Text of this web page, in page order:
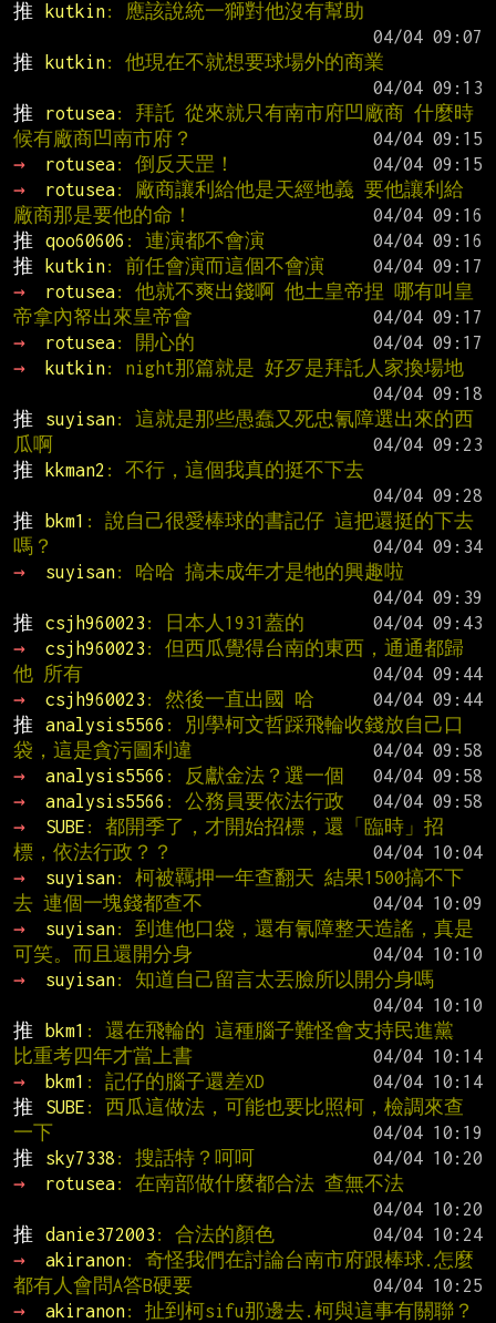
推
kutkin: 應該說統一獅對他沒有幫助
推
kutkin: 他現在不就想要球場外的商業
推
rotusea: 拜託 從來就只有南市府凹廠商 什麼時
候有廠商凹南市府？
→
rotusea: 倒反天罡！
→
rotusea: 廠商讓利給他是天經地義 要他讓利給
廠商那是要他的命！
推
qoo60606 : 連演都不會演
推
kutkin: 前任會演而這個不會演
→
rotusea: 他就不爽出錢啊 他土皇帝捏 哪有叫皇
帝拿內帑出來皇帝會
→
rotusea: 開心的
→
kutkin: night那篇就是 好歹是拜託人家換場地
推
suyisan: 這就是那些愚蠢又死忠氰障選出來的西
瓜啊
推
kkman2 : 不行，這個我真的挺不下去
推
bkm1 : 說自己很愛棒球的書記仔 這把還挺的下去
嗎？
→
suyisan: 哈哈 搞未成年才是牠的興趣啦
推
csjh960023 : 日本人1931蓋的
→
csjh960023 : 但西瓜覺得台南的東西，通通都歸
他 所有
→
csjh960023 : 然後一直出國 哈
推
analysis5566 : 別學柯文哲踩飛輪收錢放自己口
袋，這是貪污圖利違
→
analysis5566 : 反獻金法？選一個
→
analysis5566 : 公務員要依法行政
→
SUBE : 都開季了，才開始招標，還「臨時」招
標，依法行政？？
→
suyisan: 柯被羈押一年查翻天 結果1500搞不下
去 連個一塊錢都查不
→
suyisan: 到進他口袋，還有氰障整天造謠，真是
可笑。而且還開分身
→
suyisan: 知道自己留言太丟臉所以開分身嗎
推
bkm1 : 還在飛輪的 這種腦子難怪會支持民進黨
比重考四年才當上書
→
bkm1 : 記仔的腦子還差XD
推
SUBE : 西瓜這做法，可能也要比照柯，檢調來查
一下
推
sky7338 : 搜話特？呵呵
→
rotusea: 在南部做什麼都合法 查無不法
推
danie372003 : 合法的顏色
→
akiranon: 奇怪我們在討論台南市府跟棒球.怎麼
都有人會問A答B硬要
→
akiranon: 扯到柯sifu那邊去.柯與這事有關聯？